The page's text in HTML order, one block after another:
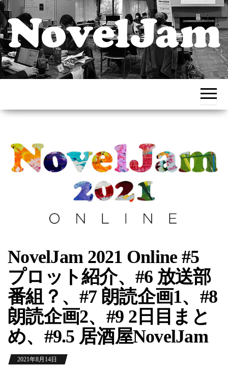
出版創作イ
ベルジャ
人HON.jp
チー
ムで
創作
NovelJam 2021 Online #5
プロット紹介、#6 放送部
番組？、#7 朗読企画1、#8
朗読企画2、#9 2日目まと
め、#9.5 居酒屋NovelJam
2021年8月14日